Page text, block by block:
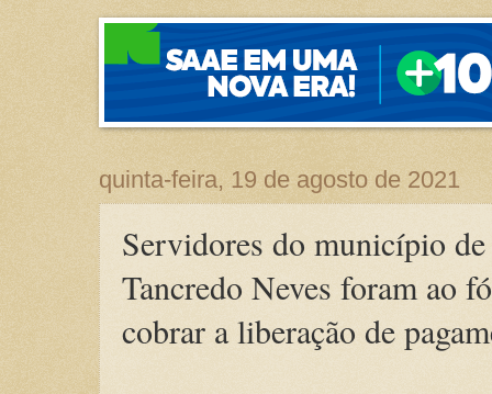
quinta-feira, 19 de agosto de 2021
Servidores do município de
Tancredo Neves foram ao
cobrar a liberação de